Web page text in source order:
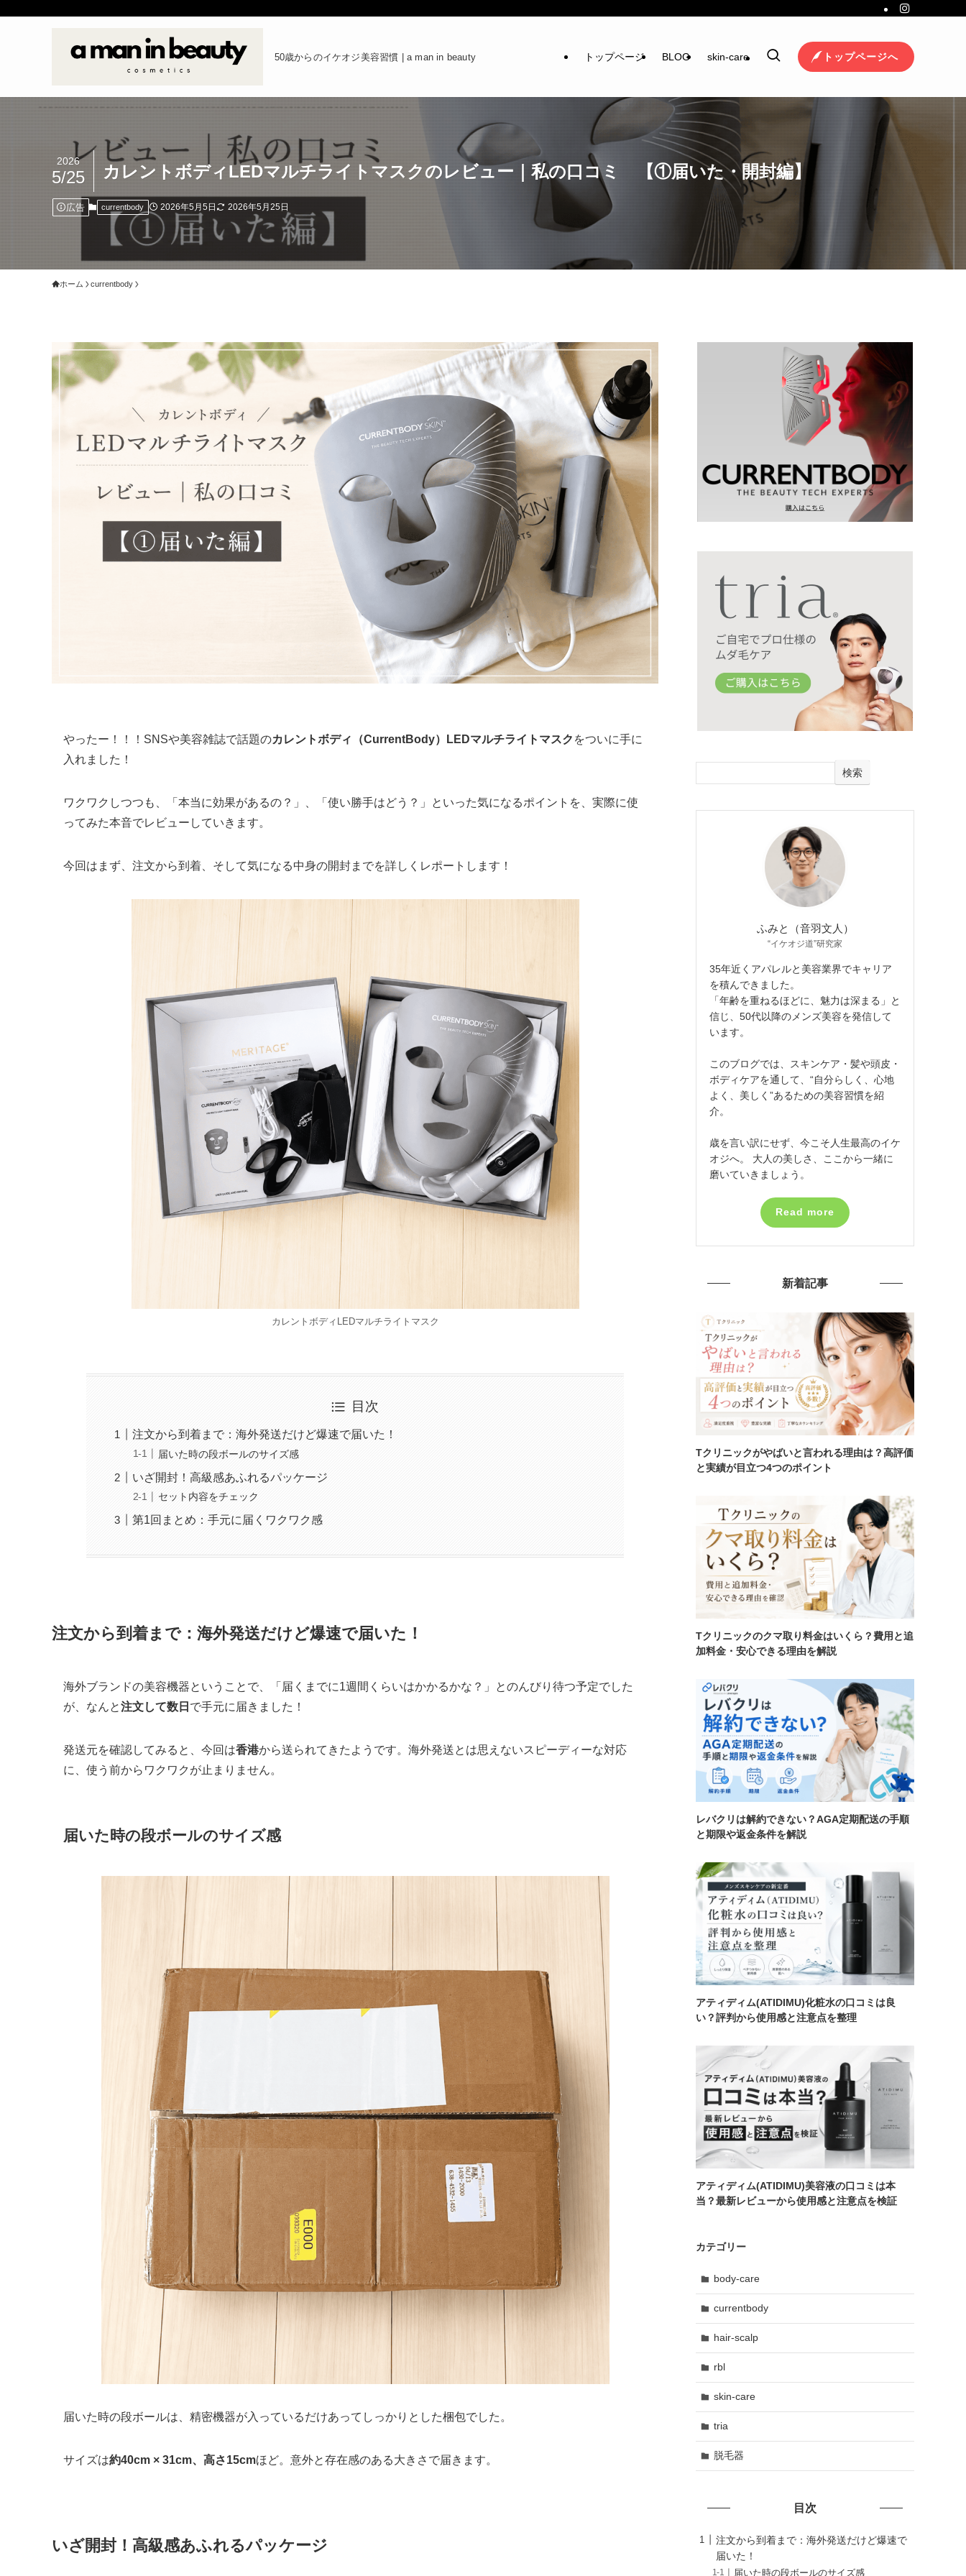
50歳からのイケオジ美容習慣 | a man in beauty トップページ BLOG skin-care トップページへ
カレントボディLEDマルチライトマスクのレビュー｜私の口コミ 【①届いた・開封編】
2026
5/25
広告 currentbody 2026年5月5日 2026年5月25日
ホーム currentbody
やったー！！！SNSや美容雑誌で話題のカレントボディ（CurrentBody）LEDマルチライトマスク をついに手に
入れました！
ワクワクしつつも、「本当に効果があるの？」、「使い勝手はどう？」といった気になるポイントを、実際に使
ってみた本音でレビューしていきます。
今回はまず、注文から到着、そして気になる中身の開封までを詳しくレポートします！
カレントボディLEDマルチライトマスク
目次
注文から到着まで：海外発送だけど爆速で届いた！
届いた時の段ボールのサイズ感
いざ開封！高級感あふれるパッケージ
セット内容をチェック
第1回まとめ：手元に届くワクワク感
注文から到着まで：海外発送だけど爆速で届いた！
海外ブランドの美容機器ということで、「届くまでに1週間くらいはかかるかな？」とのんびり待つ予定でした
が、なんと注文して数日 で手元に届きました！
発送元を確認してみると、今回は香港から送られてきたようです。海外発送とは思えないスピーディーな対応
に、使う前からワクワクが止まりません。
届いた時の段ボールのサイズ感
届いた時の段ボールは、精密機器が入っているだけあってしっかりとした梱包でした。
サイズは約40cm × 31cm、高さ15cmほど。意外と存在感のある大きさで届きます。
いざ開封！高級感あふれるパッケージ
検索
ふみと（音羽文人）
“イケオジ道”研究家
35年近くアパレルと美容業界でキャリア
を積んできました。
「年齢を重ねるほどに、魅力は深まる」と
信じ、50代以降のメンズ美容を発信して
います。
このブログでは、スキンケア・髪や頭皮・
ボディケアを通して、“自分らしく、心地
よく、美しく”あるための美容習慣を紹
介。
歳を言い訳にせず、今こそ人生最高のイケ
オジへ。 大人の美しさ、ここから一緒に
磨いていきましょう。
Read more
新着記事
Tクリニックがやばいと言われる理由は？高評価
と実績が目立つ4つのポイント
Tクリニックのクマ取り料金はいくら？費用と追
加料金・安心できる理由を解説
レバクリは解約できない？AGA定期配送の手順
と期限や返金条件を解説
アティディム(ATIDIMU)化粧水の口コミは良
い？評判から使用感と注意点を整理
アティディム(ATIDIMU)美容液の口コミは本
当？最新レビューから使用感と注意点を検証
カテゴリー
body-care
currentbody
hair-scalp
rbl
skin-care
tria
脱毛器
目次
注文から到着まで：海外発送だけど爆速で
届いた！
届いた時の段ボールのサイズ感